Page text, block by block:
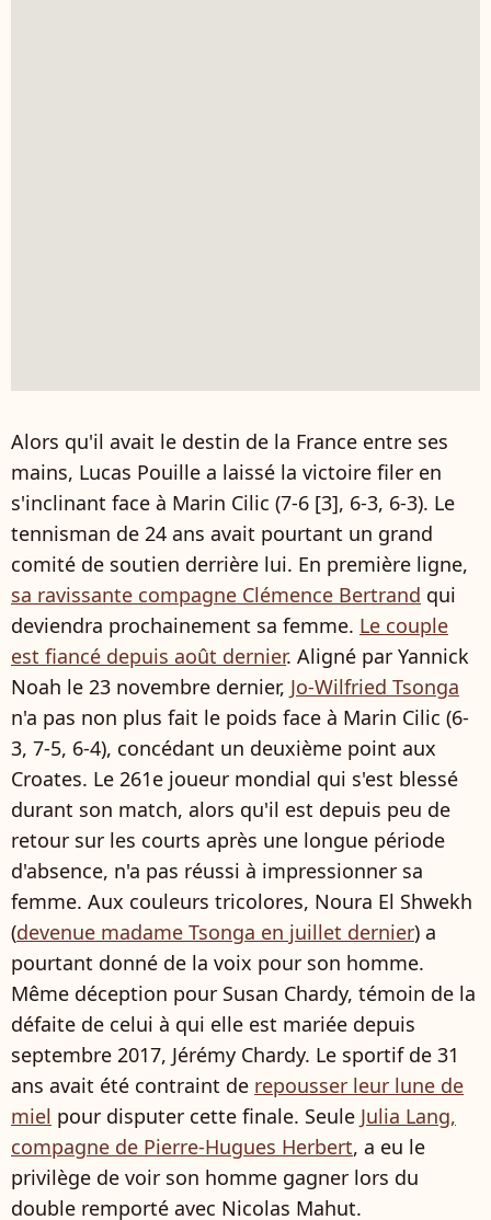
Alors qu'il avait le destin de la France entre ses
mains, Lucas Pouille a laissé la victoire filer en
s'inclinant face à Marin Cilic (7-6 [3], 6-3, 6-3). Le
tennisman de 24 ans avait pourtant un grand
comité de soutien derrière lui. En première ligne,
sa ravissante compagne Clémence Bertrand qui
deviendra prochainement sa femme. Le couple
est fiancé depuis août dernier. Aligné par Yannick
Noah le 23 novembre dernier, Jo-Wilfried Tsonga
n'a pas non plus fait le poids face à Marin Cilic (6-
3, 7-5, 6-4), concédant un deuxième point aux
Croates. Le 261e joueur mondial qui s'est blessé
durant son match, alors qu'il est depuis peu de
retour sur les courts après une longue période
d'absence, n'a pas réussi à impressionner sa
femme. Aux couleurs tricolores, Noura El Shwekh
(devenue madame Tsonga en juillet dernier) a
pourtant donné de la voix pour son homme.
Même déception pour Susan Chardy, témoin de la
défaite de celui à qui elle est mariée depuis
septembre 2017, Jérémy Chardy. Le sportif de 31
ans avait été contraint de repousser leur lune de
miel pour disputer cette finale. Seule Julia Lang,
compagne de Pierre-Hugues Herbert, a eu le
privilège de voir son homme gagner lors du
double remporté avec Nicolas Mahut.